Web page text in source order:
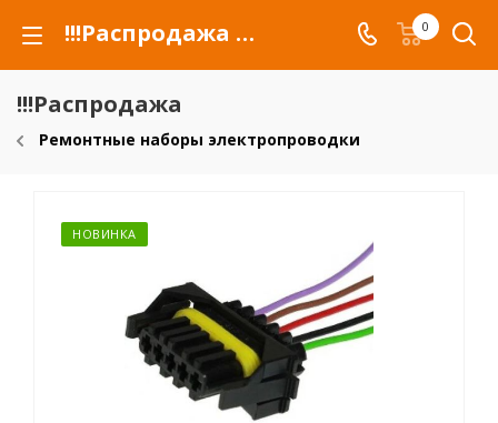
!!!Распродажа для автомобилей российских марок и сельхозтехники 0
!!!Распродажа
Ремонтные наборы электропроводки
НОВИНКА